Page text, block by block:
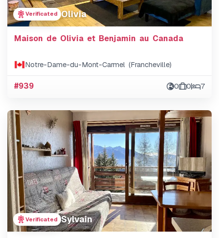
Verificated Olivia
Maison de Olivia et Benjamin au Canada
Notre-Dame-du-Mont-Carmel (Francheville)
#939 0 0 7
Verificated Sylvain